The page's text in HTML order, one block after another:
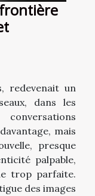
redevenait un
dans les
mais
presque
palpable,
trop parfaite.
des images